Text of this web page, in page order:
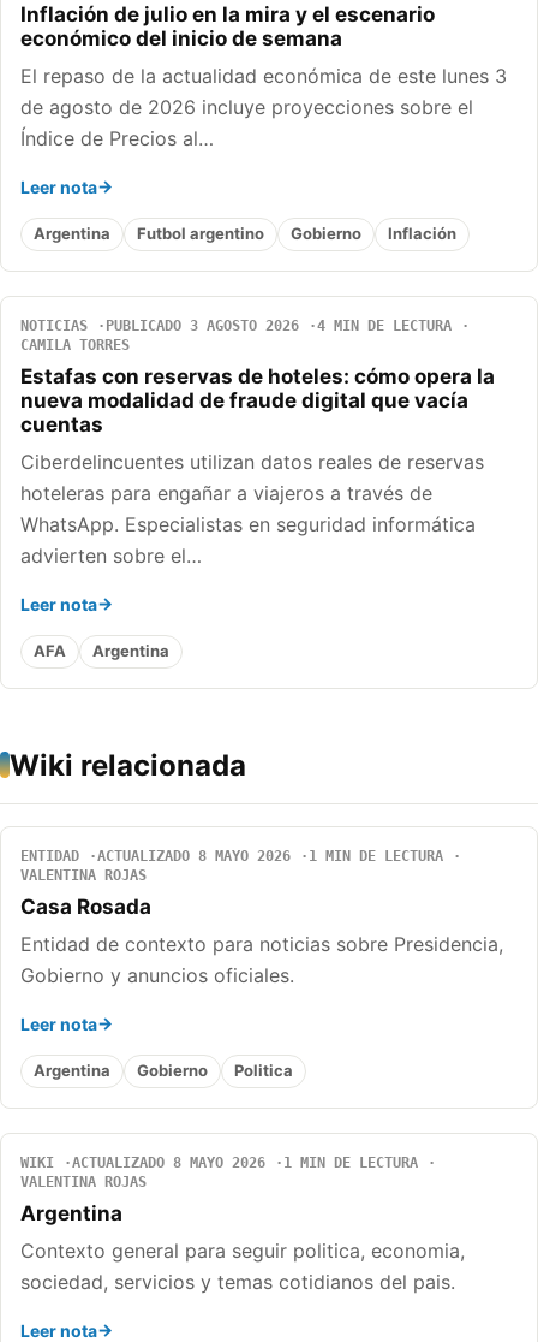
Inflación de julio en la mira y el escenario
económico del inicio de semana
El repaso de la actualidad económica de este lunes 3
de agosto de 2026 incluye proyecciones sobre el
Índice de Precios al…
Leer nota
Argentina Futbol argentino Gobierno Inflación
NOTICIAS PUBLICADO 3 AGOSTO 2026
4 MIN DE LECTURA
CAMILA TORRES
Estafas con reservas de hoteles: cómo opera la
nueva modalidad de fraude digital que vacía
cuentas
Ciberdelincuentes utilizan datos reales de reservas
hoteleras para engañar a viajeros a través de
WhatsApp. Especialistas en seguridad informática
advierten sobre el…
Leer nota
AFA Argentina
Wiki relacionada
ENTIDAD ACTUALIZADO 8 MAYO 2026
1 MIN DE LECTURA
VALENTINA ROJAS
Casa Rosada
Entidad de contexto para noticias sobre Presidencia,
Gobierno y anuncios oficiales.
Leer nota
Argentina Gobierno Politica
WIKI ACTUALIZADO 8 MAYO 2026
1 MIN DE LECTURA
VALENTINA ROJAS
Argentina
Contexto general para seguir politica, economia,
sociedad, servicios y temas cotidianos del pais.
Leer nota